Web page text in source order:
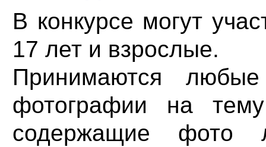
В конкурсе могут
17 лет и взрослые.
Принимаются
фотографии на тему
содержащие